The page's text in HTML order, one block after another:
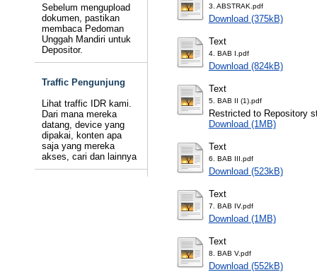
Sebelum mengupload
dokumen, pastikan
membaca Pedoman
Unggah Mandiri untuk
Depositor.
Traffic Pengunjung
Lihat traffic IDR kami.
Dari mana mereka
datang, device yang
dipakai, konten apa
saja yang mereka
akses, cari dan lainnya
3. ABSTRAK.pdf
Download (375kB)
Text
4. BAB I.pdf
Download (824kB)
Text
5. BAB II (1).pdf
Restricted to Repository
Download (1MB)
Text
6. BAB III.pdf
Download (523kB)
Text
7. BAB IV.pdf
Download (1MB)
Text
8. BAB V.pdf
Download (552kB)